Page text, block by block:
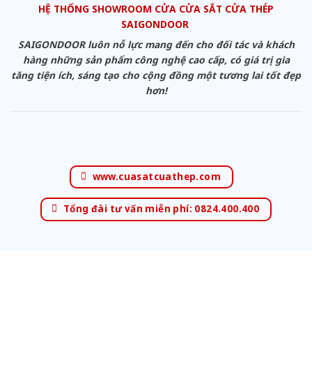
HỆ THỐNG SHOWROOM CỬA CỬA SẮT CỬA THÉP
SAIGONDOOR
SAIGONDOOR luôn nỗ lực mang đến cho đối tác và khách
hàng những sản phẩm công nghệ cao cấp, có giá trị gia
tăng tiện ích, sáng tạo cho cộng đồng một tương lai tốt đẹp
hơn!
www.cuasatcuathep.com
Tổng đài tư vấn miễn phí: 0824.400.400